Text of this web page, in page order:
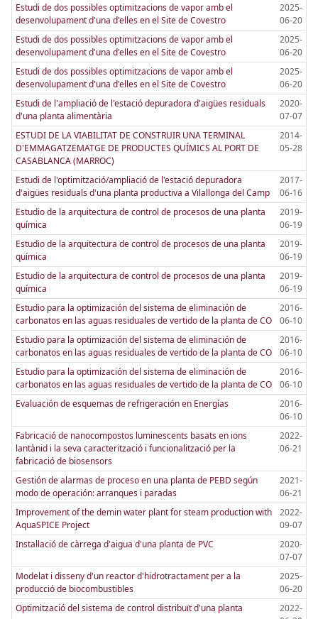
Estudi de dos possibles optimitzacions de vapor amb el
desenvolupament d'una d'elles en el Site de Covestro
2025-
06-20
Estudi de dos possibles optimitzacions de vapor amb el
desenvolupament d'una d'elles en el Site de Covestro
2025-
06-20
Estudi de dos possibles optimitzacions de vapor amb el
desenvolupament d'una d'elles en el Site de Covestro
2025-
06-20
Estudi de l'ampliació de l'estació depuradora d'aigües residuals
d'una planta alimentària
2020-
07-07
ESTUDI DE LA VIABILITAT DE CONSTRUIR UNA TERMINAL
D'EMMAGATZEMATGE DE PRODUCTES QUÍMICS AL PORT DE
CASABLANCA (MARROC)
2014-
05-28
Estudi de l'optimització/ampliació de l'estació depuradora
d'aigües residuals d'una planta productiva a Vilallonga del Camp
2017-
06-16
Estudio de la arquitectura de control de procesos de una planta
química
2019-
06-19
Estudio de la arquitectura de control de procesos de una planta
química
2019-
06-19
Estudio de la arquitectura de control de procesos de una planta
química
2019-
06-19
Estudio para la optimización del sistema de eliminación de
carbonatos en las aguas residuales de vertido de la planta de CO
2016-
06-10
Estudio para la optimización del sistema de eliminación de
carbonatos en las aguas residuales de vertido de la planta de CO
2016-
06-10
Estudio para la optimización del sistema de eliminación de
carbonatos en las aguas residuales de vertido de la planta de CO
2016-
06-10
Evaluación de esquemas de refrigeración en Energías
2016-
06-10
Fabricació de nanocompostos luminescents basats en ions
lantànid i la seva caracterització i funcionalització per la
fabricació de biosensors
2022-
06-21
Gestión de alarmas de proceso en una planta de PEBD según
modo de operación: arranques i paradas
2021-
06-21
Improvement of the demin water plant for steam production with
AquaSPICE Project
2022-
09-07
Instal·lació de càrrega d'aigua d'una planta de PVC
2020-
07-07
Modelat i disseny d'un reactor d'hidrotractament per a la
producció de biocombustibles
2025-
06-20
Optimització del sistema de control distribuït d'una planta
2022-